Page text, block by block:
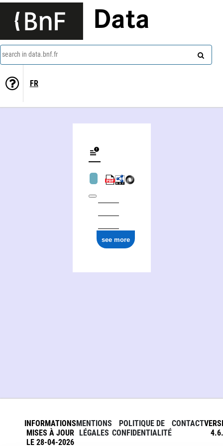
Data
search in data.bnf.fr
FR
see more
INFORMATIONS
MISES À JOUR
LE 28-04-2026
MENTIONS
LÉGALES
POLITIQUE DE
CONFIDENTIALITÉ
CONTACT